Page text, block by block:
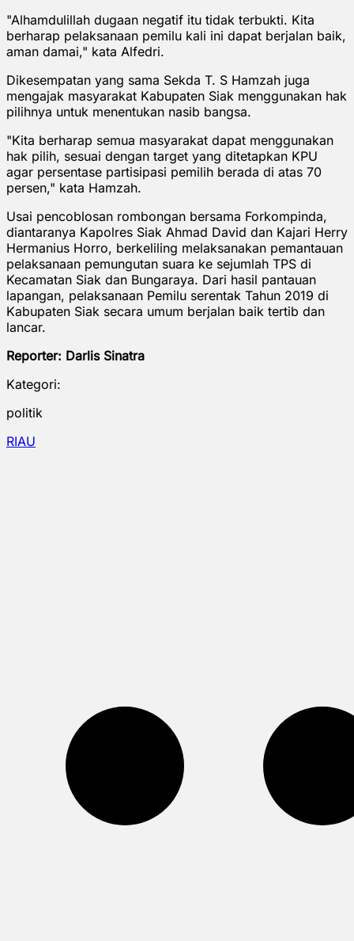
"Alhamdulillah dugaan negatif itu tidak terbukti. Kita
berharap pelaksanaan pemilu kali ini dapat berjalan baik,
aman damai," kata Alfedri.
Dikesempatan yang sama Sekda T. S Hamzah juga
mengajak masyarakat Kabupaten Siak menggunakan hak
pilihnya untuk menentukan nasib bangsa.
"Kita berharap semua masyarakat dapat menggunakan
hak pilih, sesuai dengan target yang ditetapkan KPU
agar persentase partisipasi pemilih berada di atas 70
persen," kata Hamzah.
Usai pencoblosan rombongan bersama Forkompinda,
diantaranya Kapolres Siak Ahmad David dan Kajari Herry
Hermanius Horro, berkeliling melaksanakan pemantauan
pelaksanaan pemungutan suara ke sejumlah TPS di
Kecamatan Siak dan Bungaraya. Dari hasil pantauan
lapangan, pelaksanaan Pemilu serentak Tahun 2019 di
Kabupaten Siak secara umum berjalan baik tertib dan
lancar.
Reporter: Darlis Sinatra
Kategori:
politik
RIAU